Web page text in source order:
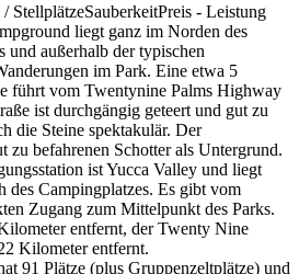
/ StellplätzeSauberkeitPreis - Leistung
liegt ganz im Norden des
und außerhalb der typischen
im Park. Eine etwa 5
führt vom Twentynine Palms Highway
ist durchgängig geteert und gut zu
die Steine spektakulär. Der
zu befahrenen Schotter als Untergrund.
ist Yucca Valley und liegt
des Campingplatzes. Es gibt vom
Zugang zum Mittelpunkt des Parks.
entfernt, der Twenty Nine
Kilometer entfernt.
91 Plätze (plus Gruppenzeltplätze) und